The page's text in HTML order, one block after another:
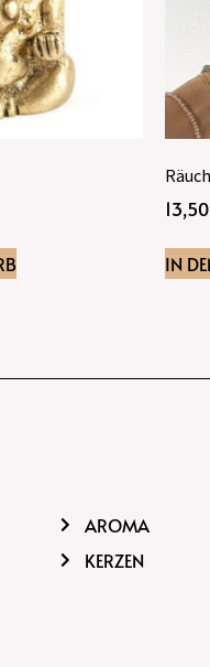
13,50
IN
AROMA
KERZEN